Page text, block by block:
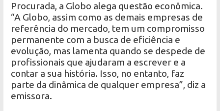
Procurada, a Globo alega questão econômica.
“A Globo, assim como as demais empresas de
referência do mercado, tem um compromisso
permanente com a busca de eficiência e
evolução, mas lamenta quando se despede de
profissionais que ajudaram a escrever e a
contar a sua história. Isso, no entanto, faz
parte da dinâmica de qualquer empresa”, diz a
emissora.